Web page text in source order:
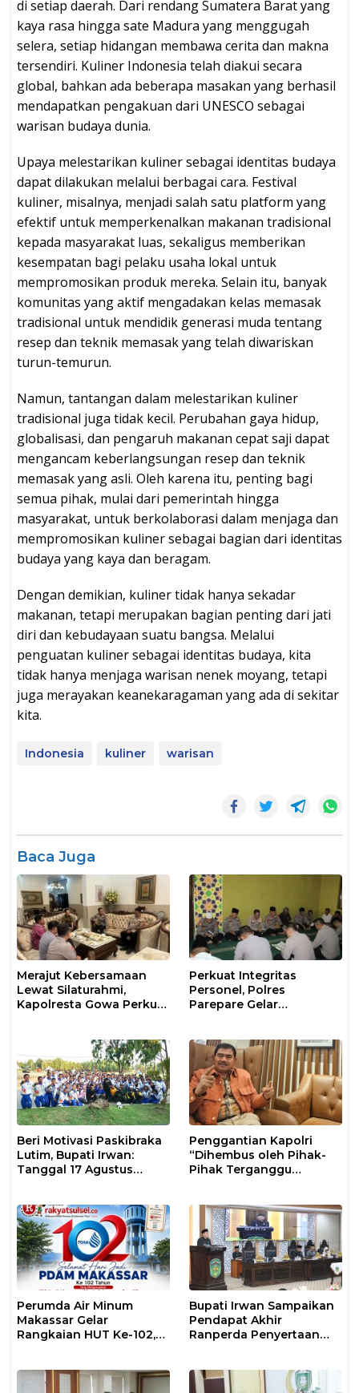
di setiap daerah. Dari rendang Sumatera Barat yang
kaya rasa hingga sate Madura yang menggugah
selera, setiap hidangan membawa cerita dan makna
tersendiri. Kuliner Indonesia telah diakui secara
global, bahkan ada beberapa masakan yang berhasil
mendapatkan pengakuan dari UNESCO sebagai
warisan budaya dunia.
Upaya melestarikan kuliner sebagai identitas budaya
dapat dilakukan melalui berbagai cara. Festival
kuliner, misalnya, menjadi salah satu platform yang
efektif untuk memperkenalkan makanan tradisional
kepada masyarakat luas, sekaligus memberikan
kesempatan bagi pelaku usaha lokal untuk
mempromosikan produk mereka. Selain itu, banyak
komunitas yang aktif mengadakan kelas memasak
tradisional untuk mendidik generasi muda tentang
resep dan teknik memasak yang telah diwariskan
turun-temurun.
Namun, tantangan dalam melestarikan kuliner
tradisional juga tidak kecil. Perubahan gaya hidup,
globalisasi, dan pengaruh makanan cepat saji dapat
mengancam keberlangsungan resep dan teknik
memasak yang asli. Oleh karena itu, penting bagi
semua pihak, mulai dari pemerintah hingga
masyarakat, untuk berkolaborasi dalam menjaga dan
mempromosikan kuliner sebagai bagian dari identitas
budaya yang kaya dan beragam.
Dengan demikian, kuliner tidak hanya sekadar
makanan, tetapi merupakan bagian penting dari jati
diri dan kebudayaan suatu bangsa. Melalui
penguatan kuliner sebagai identitas budaya, kita
tidak hanya menjaga warisan nenek moyang, tetapi
juga merayakan keanekaragaman yang ada di sekitar
kita.
Indonesia kuliner warisan
Baca Juga
Merajut Kebersamaan
Lewat Silaturahmi,
Kapolresta Gowa Perkuat
Perkuat Integritas
Personel, Polres
Parepare Gelar
Beri Motivasi Paskibraka
Lutim, Bupati Irwan:
Tanggal 17 Agustus
Penggantian Kapolri
“Dihembus oleh Pihak-
Pihak Terganggu
Perumda Air Minum
Makassar Gelar
Rangkaian HUT Ke-102,
Bupati Irwan Sampaikan
Pendapat Akhir
Ranperda Penyertaan